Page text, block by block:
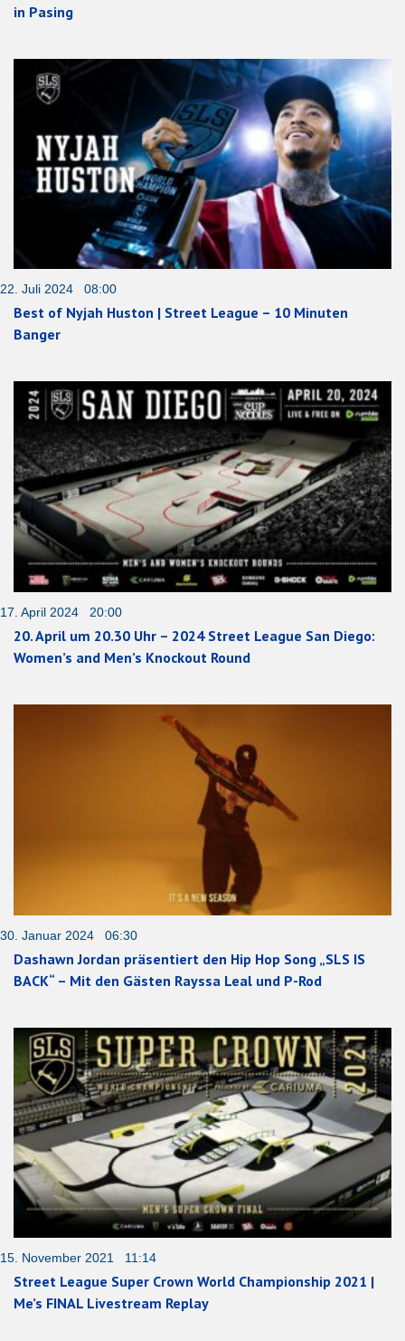
in Pasing
22. Juli 2024 08:00
Best of Nyjah Huston | Street League – 10 Minuten
Banger
17. April 2024 20:00
20. April um 20.30 Uhr – 2024 Street League San Diego:
Women’s and Men’s Knockout Round
30. Januar 2024 06:30
Dashawn Jordan präsentiert den Hip Hop Song „SLS IS
BACK“ – Mit den Gästen Rayssa Leal und P-Rod
15. November 2021 11:14
Street League Super Crown World Championship 2021 |
Me’s FINAL Livestream Replay